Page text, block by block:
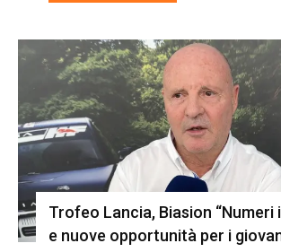
Trofeo Lancia, Biasion “Numeri
e nuove opportunità per i